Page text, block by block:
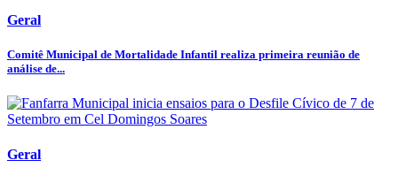
Geral
Comitê Municipal de Mortalidade Infantil realiza primeira reunião de
análise de...
Geral